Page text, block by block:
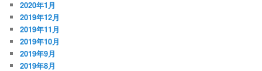
2020年1月
2019年12月
2019年11月
2019年10月
2019年9月
2019年8月